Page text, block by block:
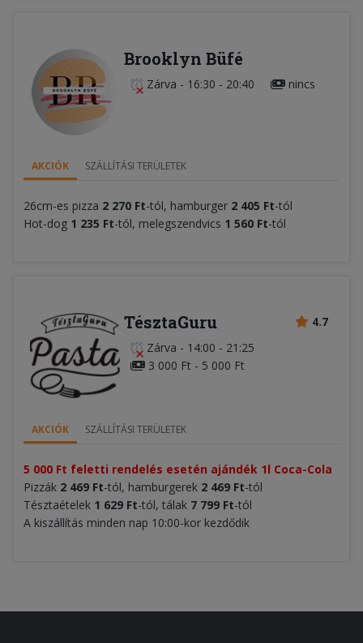
Brooklyn Büfé
Zárva - 16:30 - 20:40 nincs
AKCIÓK SZÁLLÍTÁSI TERÜLETEK
26cm-es pizza 2 270 Ft-tól, hamburger 2 405 Ft-tól
Hot-dog 1 235 Ft-tól, melegszendvics 1 560 Ft-tól
4.7
TésztaGuru
Zárva - 14:00 - 21:25
3 000 Ft - 5 000 Ft
AKCIÓK SZÁLLÍTÁSI TERÜLETEK
5 000 Ft feletti rendelés esetén ajándék 1l Coca-Cola
Pizzák 2 469 Ft-tól, hamburgerek 2 469 Ft-tól
Tésztaételek 1 629 Ft-tól, tálak 7 799 Ft-tól
A kiszállítás minden nap 10:00-kor kezdődik